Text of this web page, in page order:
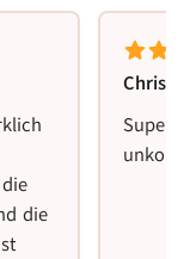
die
Super